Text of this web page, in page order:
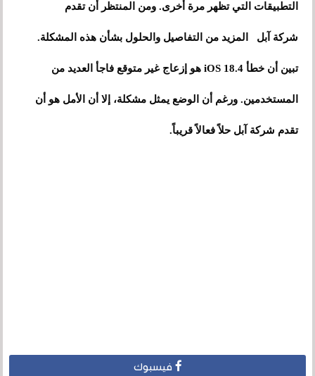
التطبيقات التي تظهر مرة أخرى. ومن المنتظر أن تقدم
شركة آبل المزيد من التفاصيل والحلول بشأن هذه المشكلة.
تبين أن خطأ iOS 18.4 هو إزعاج غير متوقع فاجأ العديد من
المستخدمين. ورغم أن الوضع يمثل مشكلة، إلا أن الأمل هو أن
تقدم شركة آبل حلاً فعالاً قريباً.
فيسبوك